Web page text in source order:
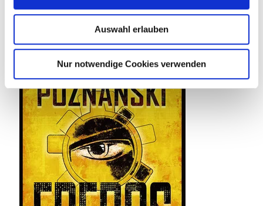
Auswahl erlauben
Nur notwendige Cookies verwenden
Tief unten im dunklen Wasser